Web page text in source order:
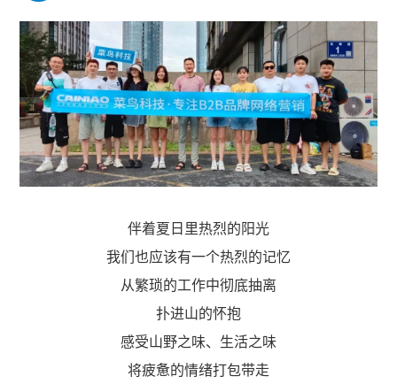
伴着夏日里热烈的阳光
我们也应该有一个热烈的记忆
从繁琐的工作中彻底抽离
扑进山的怀抱
感受山野之味、生活之味
将疲惫的情绪打包带走